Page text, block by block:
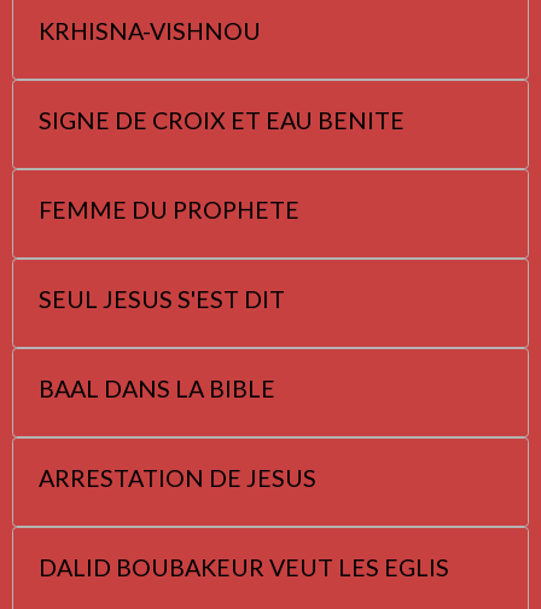
KRHISNA-VISHNOU
SIGNE DE CROIX ET EAU BENITE
FEMME DU PROPHETE
SEUL JESUS S'EST DIT
BAAL DANS LA BIBLE
ARRESTATION DE JESUS
DALID BOUBAKEUR VEUT LES EGLIS